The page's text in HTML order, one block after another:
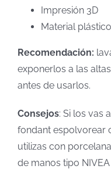
Impresión 3D
Material
Recomendación:
exponerlos a las
antes de usarlos.
Consejos: Si los vas
fondant espolvorear
utilizas con
de manos tipo NIVEA